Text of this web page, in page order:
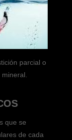
parcial o
que se
de cada